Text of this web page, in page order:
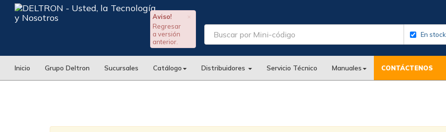
×
Aviso!
Regresar
a versión
anterior.
En stock
Inicio Grupo Deltron Sucursales Catálogo Distribuidores Servicio Técnico Manuales CONTÁCTENOS